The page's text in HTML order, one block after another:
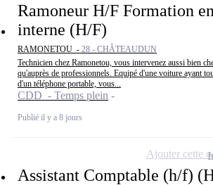
Ramoneur H/F Formation en
interne (H/F)
RAMONETOU - 28 - CHÂTEAUDUN
Technicien chez Ramonetou, vous intervenez aussi bien
qu'auprès de professionnels. Equipé d'une voiture ayant
d'un téléphone portable, vous...
CDD - Temps plein
Publié il y a 8 jours
Assistant Comptable (h/f)
Ajouter cette